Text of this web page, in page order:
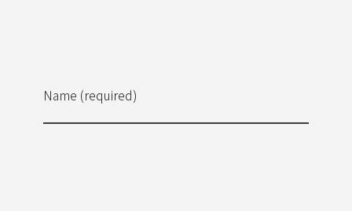
Name (required)